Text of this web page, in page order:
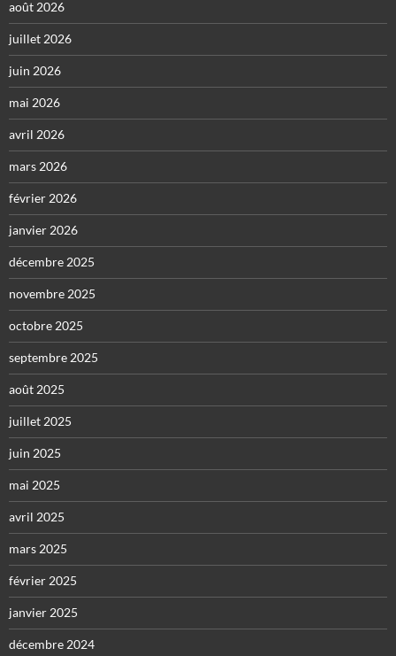
août 2026
juillet 2026
juin 2026
mai 2026
avril 2026
mars 2026
février 2026
janvier 2026
décembre 2025
novembre 2025
octobre 2025
septembre 2025
août 2025
juillet 2025
juin 2025
mai 2025
avril 2025
mars 2025
février 2025
janvier 2025
décembre 2024